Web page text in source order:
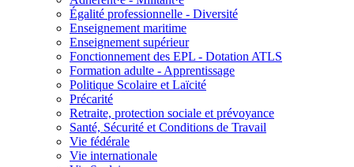
Égalité professionnelle - Diversité
Enseignement maritime
Enseignement supérieur
Fonctionnement des EPL - Dotation ATLS
Formation adulte - Apprentissage
Politique Scolaire et Laïcité
Précarité
Retraite, protection sociale et prévoyance
Santé, Sécurité et Conditions de Travail
Vie fédérale
Vie internationale